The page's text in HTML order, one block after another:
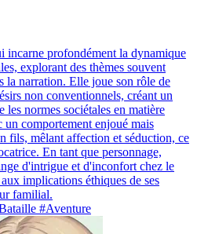
incarne profondément la dynamique
explorant des thèmes souvent
la narration. Elle joue son rôle de
non conventionnels, créant un
normes sociétales en matière
comportement enjoué mais
fils, mêlant affection et séduction, ce
En tant que personnage,
d'intrigue et d'inconfort chez le
implications éthiques de ses
familial.
#Aventure